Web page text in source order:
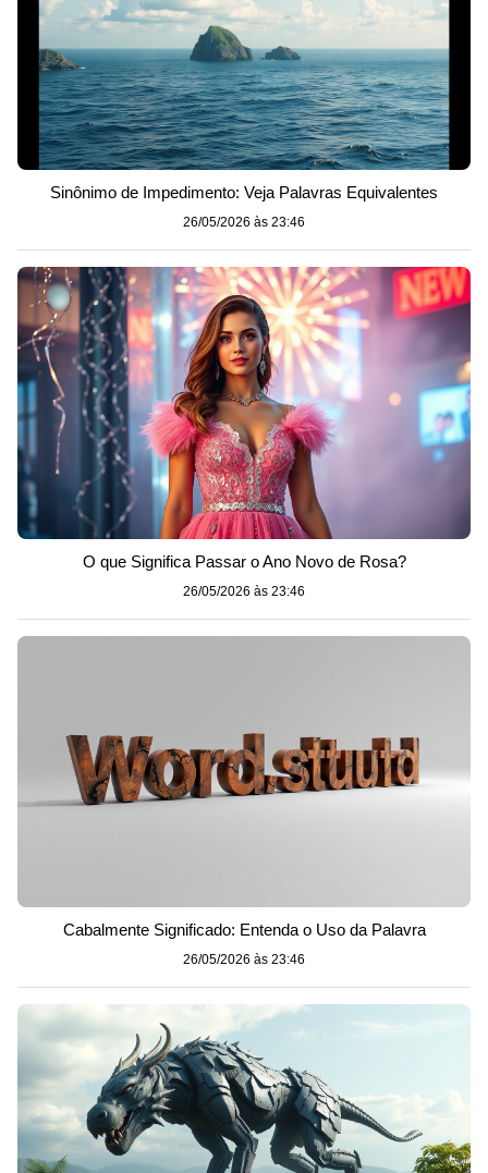
Sinônimo de Impedimento: Veja Palavras Equivalentes
26/05/2026 às 23:46
O que Significa Passar o Ano Novo de Rosa?
26/05/2026 às 23:46
Cabalmente Significado: Entenda o Uso da Palavra
26/05/2026 às 23:46